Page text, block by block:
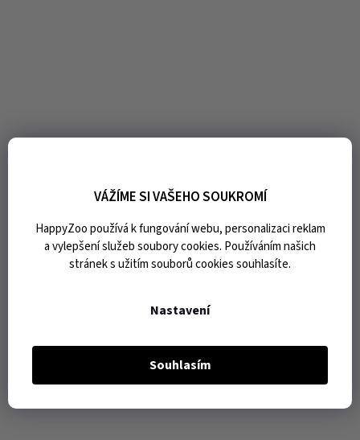
VÁŽÍME SI VAŠEHO SOUKROMÍ
HappyZoo používá k fungování webu, personalizaci reklam
a vylepšení služeb soubory cookies. Používáním našich
stránek s užitím souborů cookies souhlasíte.
Nastavení
Souhlasím